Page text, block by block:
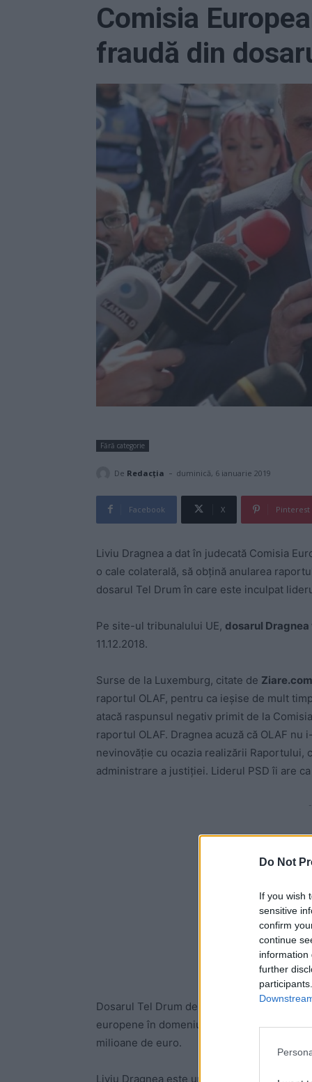
Do Not
If you wish
sensitive
confirm
continue
information
further
Comisia
fraudă din
Fără categorie
De Redacţia - duminică, 6 ianuarie 2019
Facebook X Pinterest
Liviu Dragnea a dat în judecată Comisia
o cale colaterală, să obţină anularea
dosarul Tel Drum în care este inculpat
Pe site-ul tribunalului UE, dosarul Dragnea
11.12.2018.
Surse de la Luxemburg, citate de
raportul OLAF, pentru ca ieşise de mult
atacă raspunsul negativ primit de la
raportul OLAF. Dragnea acuză că OLAF
nevinovăţie cu ocazia realizării Raportului,
administrare a justiţiei. Liderul PSD îi are
Dosarul Tel Drum de la DNA se bazează
europene în domeniul construcţiei de
milioane de euro.
Liviu Dragnea este urmărit penal, în acest